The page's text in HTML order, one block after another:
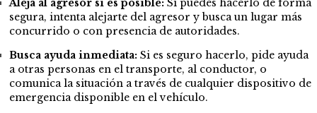
Aleja al agresor si es posible: Si puedes hacerlo de forma
segura, intenta alejarte del agresor y busca un lugar más
concurrido o con presencia de autoridades.
Busca ayuda inmediata: Si es seguro hacerlo, pide ayuda
a otras personas en el transporte, al conductor, o
comunica la situación a través de cualquier dispositivo de
emergencia disponible en el vehículo.